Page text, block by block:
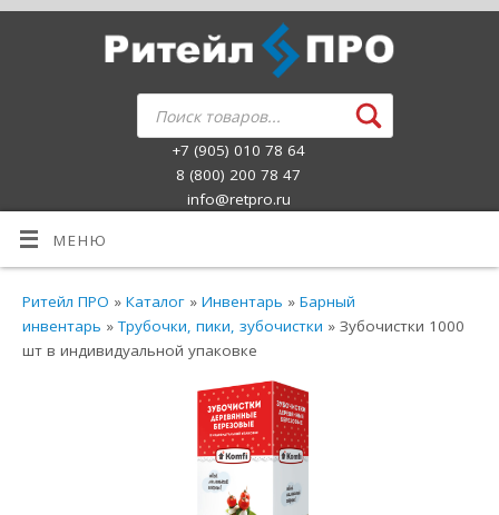
+7 (905) 010 78 64
8 (800) 200 78 47
info@retpro.ru
МЕНЮ
Ритейл ПРО »Каталог »Инвентарь »Барный
инвентарь »Трубочки, пики, зубочистки » Зубочистки 1000
шт в индивидуальной упаковке